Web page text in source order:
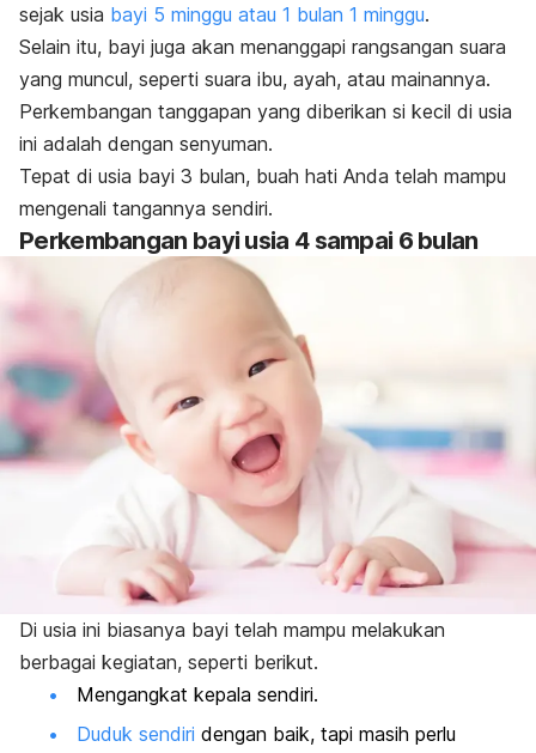
sejak usia bayi 5 minggu atau 1 bulan 1 minggu.
Selain itu, bayi juga akan menanggapi rangsangan suara
yang muncul, seperti suara ibu, ayah, atau mainannya.
Perkembangan tanggapan yang diberikan si kecil di usia
ini adalah dengan senyuman.
Tepat di usia bayi 3 bulan, buah hati Anda telah mampu
mengenali tangannya sendiri.
Perkembangan bayi usia 4 sampai 6 bulan
Di usia ini biasanya bayi telah mampu melakukan
berbagai kegiatan, seperti berikut.
Mengangkat kepala sendiri.
Duduk sendiri dengan baik, tapi masih perlu